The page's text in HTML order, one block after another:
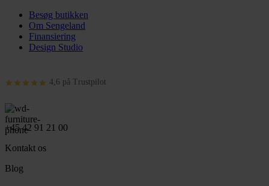
Besøg butikken
Om Sengeland
Finansiering
Design Studio
4,6 på Trustpilot
+45 42 91 21 00
Kontakt os
Blog